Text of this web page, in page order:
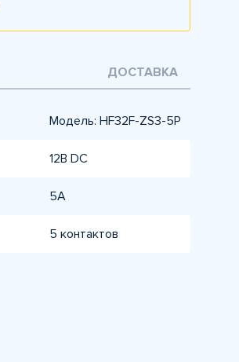
ДОСТАВКА
Модель: HF32F-ZS3-5P
12В DC
5А
5 контактов